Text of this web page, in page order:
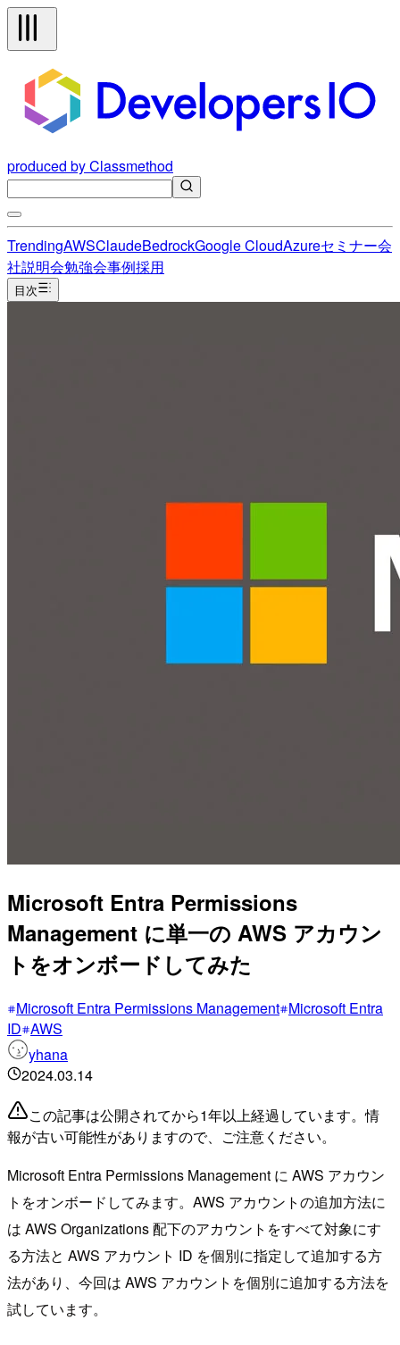
produced by Classmethod
TrendingAWSClaudeBedrockGoogle CloudAzureセミナー会
社説明会勉強会事例採用
目次
Microsoft Entra Permissions
Management に単一の AWS アカウン
トをオンボードしてみた
Microsoft Entra Permissions Management Microsoft Entra
ID AWS
yhana
2024.03.14
この記事は公開されてから1年以上経過しています。情
報が古い可能性がありますので、ご注意ください。
Microsoft Entra Permissions Management に AWS アカウン
トをオンボードしてみます。AWS アカウントの追加方法に
は AWS Organizations 配下のアカウントをすべて対象にす
る方法と AWS アカウント ID を個別に指定して追加する方
法があり、今回は AWS アカウントを個別に追加する方法を
試しています。